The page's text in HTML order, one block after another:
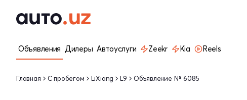
Объявления Дилеры Автоуслуги Zeekr Kia Reels
Главная С пробегом LiXiang L9 Объявление № 6085